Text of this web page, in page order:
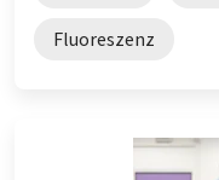
Fluoreszenz